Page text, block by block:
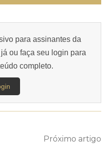
para assinantes da
ou faça seu login para
completo.
Próximo artigo